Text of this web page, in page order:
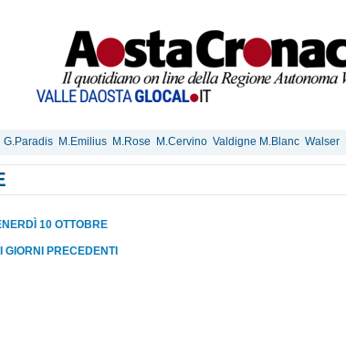
G.Paradis M.Emilius M.Rose M.Cervino Valdigne M.Blanc Walser
10 OTTOBRE
GIORNI PRECEDENTI